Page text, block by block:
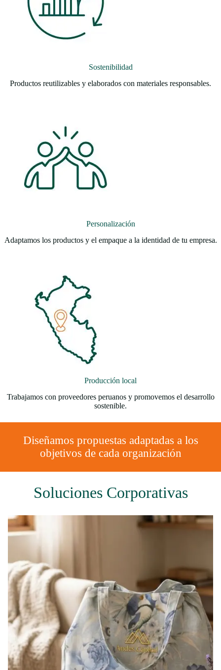
Sostenibilidad
Productos reutilizables y elaborados con materiales responsables.
Personalización
Adaptamos los productos y el empaque a la identidad de tu empresa.
Producción local
Trabajamos con proveedores peruanos y promovemos el desarrollo
sostenible.
Diseñamos propuestas adaptadas a los
objetivos de cada organización
Soluciones Corporativas